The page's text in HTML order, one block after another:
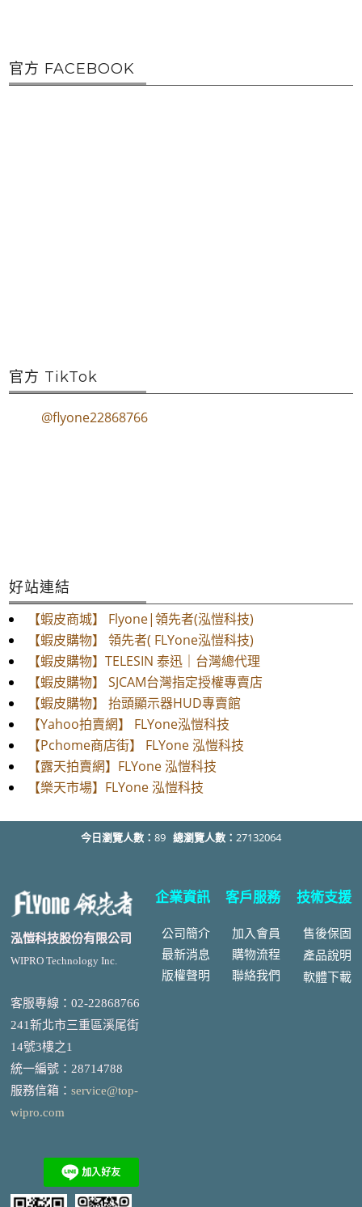
官方 FACEBOOK
官方 TikTok
@flyone22868766
好站連結
【蝦皮商城】 Flyone|領先者(泓愷科技)
【蝦皮購物】 領先者( FLYone泓愷科技)
【蝦皮購物】TELESIN 泰迅｜台灣總代理
【蝦皮購物】 SJCAM台灣指定授權專賣店
【蝦皮購物】 抬頭顯示器HUD專賣館
【Yahoo拍賣網】 FLYone泓愷科技
【Pchome商店街】 FLYone 泓愷科技
【露天拍賣網】FLYone 泓愷科技
【樂天市場】FLYone 泓愷科技
今日瀏覽人數： 89 總瀏覽人數： 27132064
泓愷科技股份有限公司
WIPRO Technology Inc.
客服專線：02-22868766
241新北市三重區溪尾街
14號3樓之1
統一編號 ： 28714788
服務信箱： service@top-
wipro.com
企業資訊
公司簡介
最新消息
版權聲明
客戶服務
加入會員
購物流程
聯絡我們
技術支援
售後保固
產品說明
軟體下載